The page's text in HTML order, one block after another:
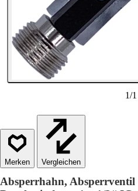
1/1
Vergleichen
Absperrhahn,